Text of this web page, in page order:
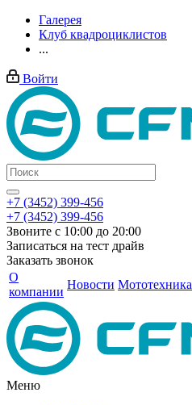
Галерея
Клуб квадроциклистов
...
Войти
+7 (3452) 399-456
+7 (3452) 399-456
Звоните с 10:00 до 20:00
Записаться на тест драйв
Заказать звонок
О
компании
Новости Мототехника
Меню